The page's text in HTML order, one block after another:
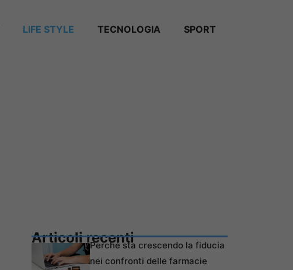
LIFE STYLE TECNOLOGIA SPORT
Articoli recentiPerché sta crescendo la fiducia
nei confronti delle farmacie